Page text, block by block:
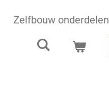
Zelfbouw